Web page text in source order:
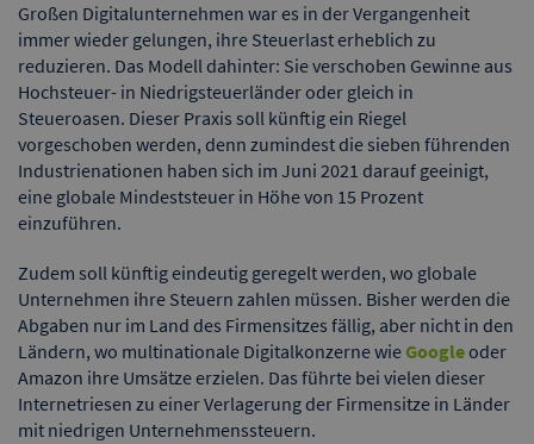
Großen Digitalunternehmen war es in der Vergangenheit
immer wieder gelungen, ihre Steuerlast erheblich zu
reduzieren. Das Modell dahinter: Sie verschoben Gewinne aus
Hochsteuer- in Niedrigsteuerländer oder gleich in
Steueroasen. Dieser Praxis soll künftig ein Riegel
vorgeschoben werden, denn zumindest die sieben führenden
Industrienationen haben sich im Juni 2021 darauf geeinigt,
eine globale Mindeststeuer in Höhe von 15 Prozent
einzuführen.
Zudem soll künftig eindeutig geregelt werden, wo globale
Unternehmen ihre Steuern zahlen müssen. Bisher werden die
Abgaben nur im Land des Firmensitzes fällig, aber nicht in den
Ländern, wo multinationale Digitalkonzerne wieGoogleoder
Amazon ihre Umsätze erzielen. Das führte bei vielen dieser
Internetriesen zu einer Verlagerung der Firmensitze in Länder
mit niedrigen Unternehmenssteuern.